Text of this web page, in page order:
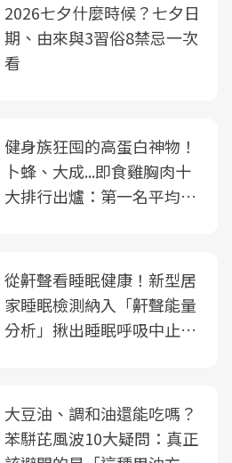
2026七夕什麼時候？七夕日
期、由來與3習俗8禁忌一次
看
健身族狂囤的高蛋白神物！
卜蜂、大成...即食雞胸肉十
大排行出爐：第一名平均一
從鼾聲看睡眠健康！新型居
家睡眠檢測納入「鼾聲能量
分析」揪出睡眠呼吸中止症
大豆油、調和油還能吃嗎？
苯駢芘風波10大疑問：真正